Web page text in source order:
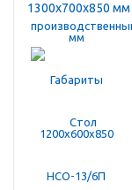
1300х700х850 мм